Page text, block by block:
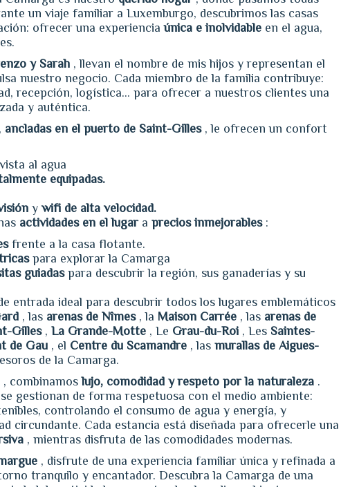
un viaje familiar a Luxemburgo, descubrimos las casas
ofrecer una experienciaúnica e inolvidable en el agua,
y Sarah , llevan el nombre de mis hijos y representan el
nuestro negocio. Cada miembro de la familia contribuye:
recepción, logística… para ofrecer a nuestros clientes una
y auténtica.
ancladas en el puerto de Saint-Gilles, le ofrecen un confort
al agua
equipadas.
y wifi de alta velocidad.
actividades en el lugara precios inmejorables:
frente a la casa flotante.
para explorar la Camarga
guiadaspara descubrir la región, sus ganaderías y su
entrada ideal para descubrir todos los lugares emblemáticos
, las arenas de Nîmes, la Maison Carrée , las arenas de
Gilles, La Grande-Motte , Le Grau-du-Roi , Les Saintes-
de Gau , el Centre du Scamandre , las murallas de Aigues-
de la Camarga.
, combinamoslujo, comodidad y respeto por la naturaleza .
gestionan de forma respetuosa con el medio ambiente:
controlando el consumo de agua y energía, y
circundante. Cada estancia está diseñada para ofrecerle una
, mientras disfruta de las comodidades modernas.
, disfrute de una experiencia familiar única y refinada a
tranquilo y encantador. Descubra la Camarga de una